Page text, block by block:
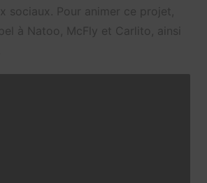
sociaux. Pour animer ce projet,
à Natoo, McFly et Carlito, ainsi